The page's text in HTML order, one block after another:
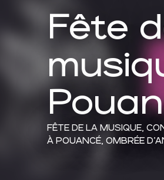
Fête
FÊTE DE LA MUSIQUE,
À POUANCÉ, OMBRÉE